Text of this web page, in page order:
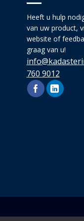
Heeft u hulp
van uw product,
website of
graag van u!
760 9012